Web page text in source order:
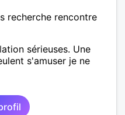
recherche rencontre
sérieuses. Une
s'amuser je ne